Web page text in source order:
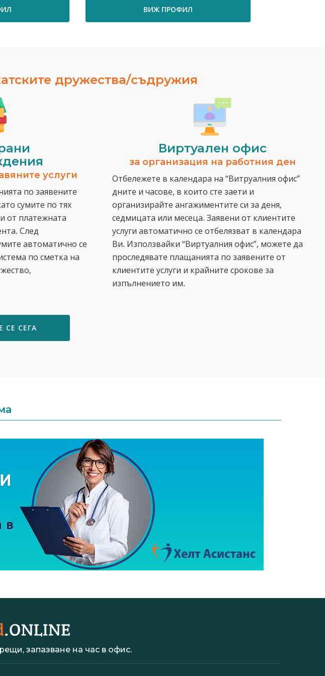
ВИЖ ПРОФИЛ
дружества/съдружия
услуги
по заявените
сумите по тях
от платежната
След
автоматично се
по сметка на
Виртуален офис
за организация на работния ден
Отбележете в календара на “Витруалния офис”
дните и часове, в които сте заети и
организирайте ангажиментите си за деня,
седмицата или месеца. Заявени от клиентите
услуги автоматично се отбелязват в календара
Ви. Използвайки “Виртуалния офис”, можете да
проследявате плащанията по заявените от
клиентите услуги и крайните срокове за
изпълнението им.
СЕ СЕГА
запазване на час в офис.